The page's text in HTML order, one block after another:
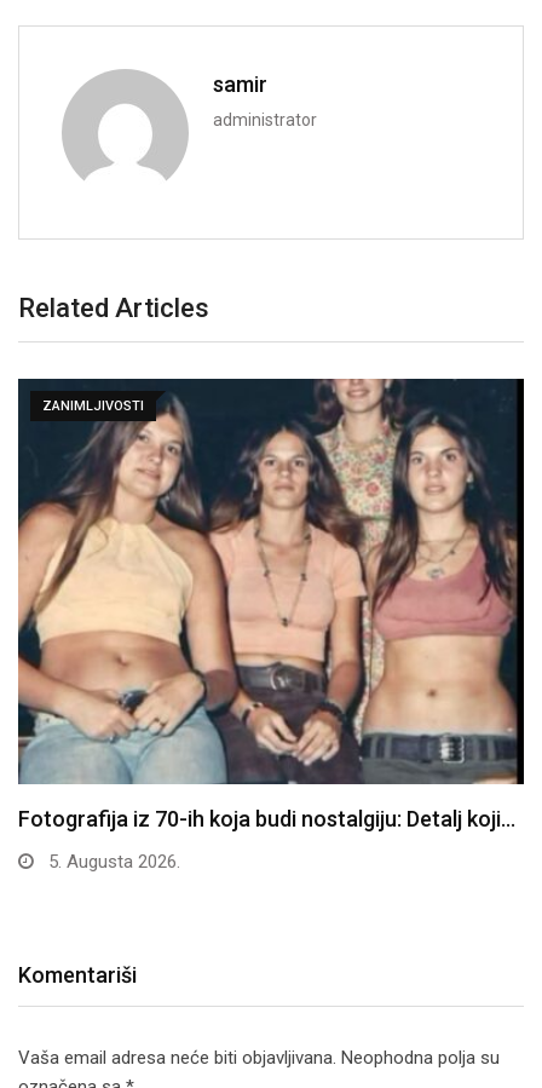
samir
administrator
Related Articles
ZANIMLJIVOSTI
Fotografija iz 70-ih koja budi nostalgiju: Detalj koji…
5. Augusta 2026.
Komentariši
Vaša email adresa neće biti objavljivana. Neophodna polja su